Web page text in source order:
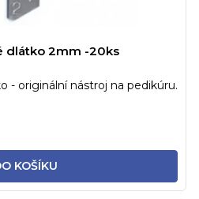
dlátko 2mm -20ks
KOŠÍKU
- originální nástroj na pedikúru.